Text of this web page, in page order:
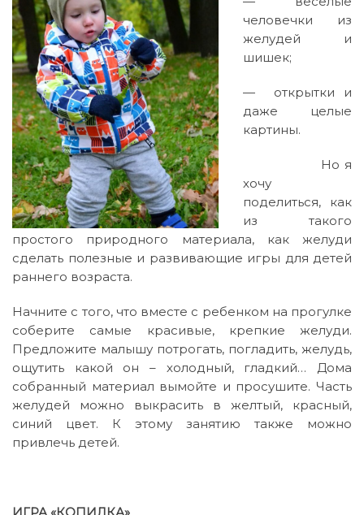
человечки из
желудей и
шишек;
— открытки и
даже целые
картины.
Но я
хочу
поделиться, как
из такого
простого природного материала, как желуди
сделать полезные и развивающие игры для детей
раннего возраста.
Начните с того, что вместе с ребенком на прогулке
соберите самые красивые, крепкие желуди.
Предложите малышу потрогать, погладить, желудь,
ощутить какой он – холодный, гладкий… Дома
собранный материал вымойте и просушите. Часть
желудей можно выкрасить в желтый, красный,
синий цвет. К этому занятию также можно
привлечь детей.
ИГРА «КОПИЛКА»